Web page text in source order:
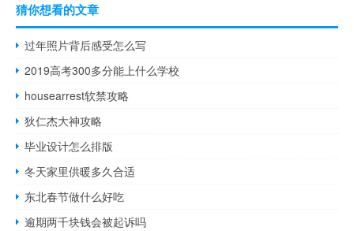
猜你想看的文章
过年照片背后感受怎么写
2019高考300多分能上什么学校
housearrest软禁攻略
狄仁杰大神攻略
毕业设计怎么排版
冬天家里供暖多久合适
东北春节做什么好吃
逾期两千块钱会被起诉吗